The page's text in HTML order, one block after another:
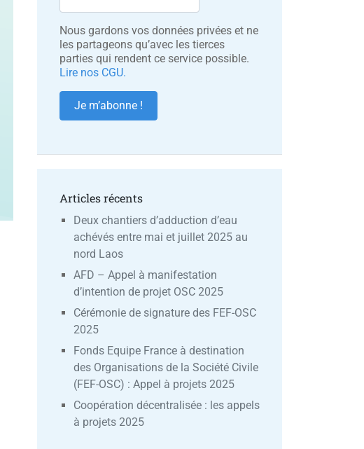
Nous gardons vos données privées et ne
les partageons qu’avec les tierces
parties qui rendent ce service possible.
Lire nos CGU.
Articles récents
Deux chantiers d’adduction d’eau
achévés entre mai et juillet 2025 au
nord Laos
AFD – Appel à manifestation
d’intention de projet OSC 2025
Cérémonie de signature des FEF-OSC
2025
Fonds Equipe France à destination
des Organisations de la Société Civile
(FEF-OSC) : Appel à projets 2025
Coopération décentralisée : les appels
à projets 2025